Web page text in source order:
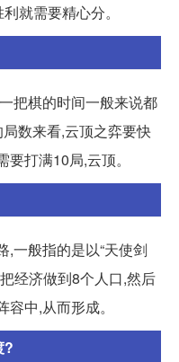
就需要精心分。
把棋的时间一般来说都
数来看,云顶之弈要快
打满10局,云顶。
,一般指的是以“天使剑
经济做到8个人口,然后
中,从而形成。
?